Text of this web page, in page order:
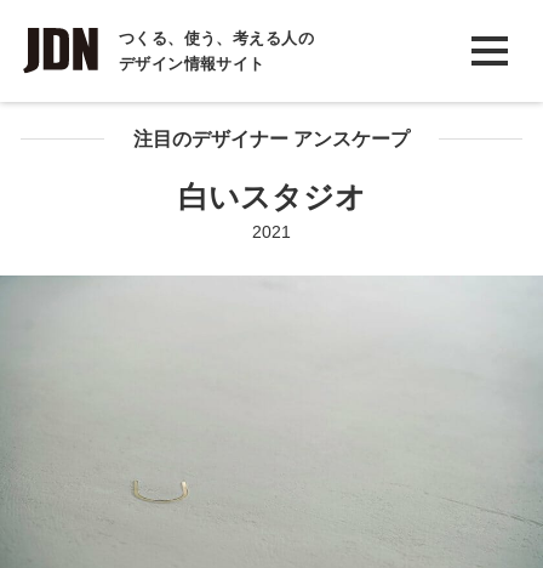
つくる、使う、考える人の
デザイン情報サイト
INTERVIEW
インタビュー
REPORT注目のデザイナー アンスケープ
白いスタジオ
2021